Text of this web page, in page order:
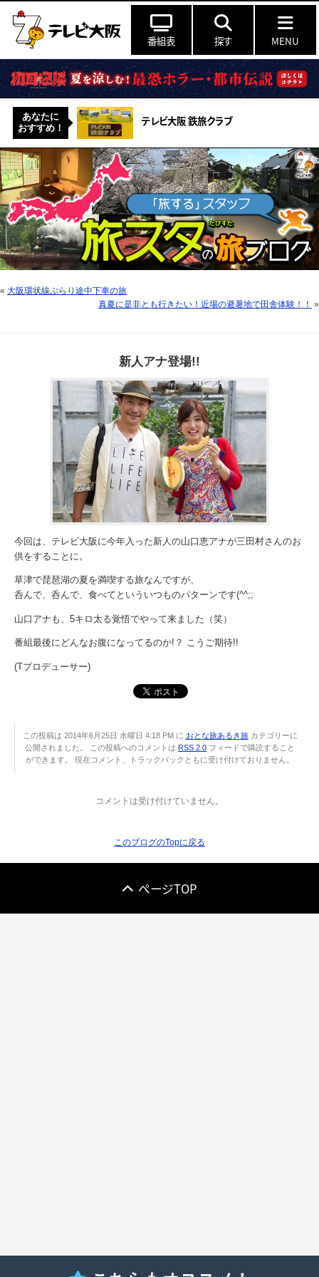
番組表 探す MENU
あなたに
おすすめ！
テレビ大阪 鉄旅クラブ
« 大阪環状線ぶらり途中下車の旅
真夏に是非とも行きたい！近場の避暑地で田舎体験！！ »
新人アナ登場!!
今回は、テレビ大阪に今年入った新人の山口恵アナが三田村さんのお
供をすることに。
草津で琵琶湖の夏を満喫する旅なんですが、
呑んで、呑んで、食べてといういつものパターンです(^^;;
山口アナも、5キロ太る覚悟でやって来ました（笑）
番組最後にどんなお腹になってるのか!？ こうご期待!!
(Tプロデューサー)
この投稿は 2014年6月25日 水曜日 4:18 PM に おとな旅あるき旅カテゴリーに
公開されました。 この投稿へのコメントは RSS 2.0 フィードで購読すること
ができます。 現在コメント、トラックバックともに受け付けておりません。
コメントは受け付けていません。
このブログのTopに戻る
ページTOP